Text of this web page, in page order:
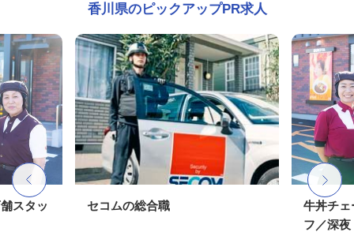
香川県のピックアップPR求人
スタッ セコムの総合職
牛丼チェ
フ／深夜